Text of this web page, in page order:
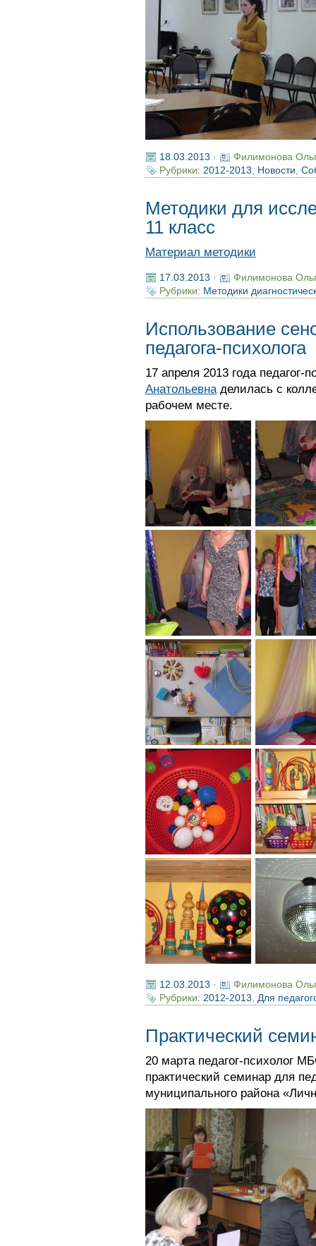
18.03.2013 ·
Филимонова
Рубрики: 2012-2013, Новости,
Методики для
11 класс
Материал методики
17.03.2013 ·
Филимонова
Рубрики: Методики
Использование
педагога-психолога
17 апреля 2013 года
Анатольевнаделилась с
рабочем месте.
12.03.2013 ·
Филимонова
Рубрики: 2012-2013, Для
Практический
20 марта педагог-
практический семинар для
муниципального района